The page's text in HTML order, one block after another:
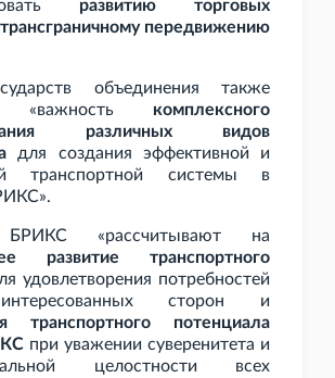
развитию торговых
передвижению
объединения также
«важность комплексного
различных видов
для создания эффективной и
транспортной системы в
«рассчитывают на
развитие транспортного
удовлетворения потребностей
сторон и
транспортного потенциала
при уважении суверенитета и
целостности всех